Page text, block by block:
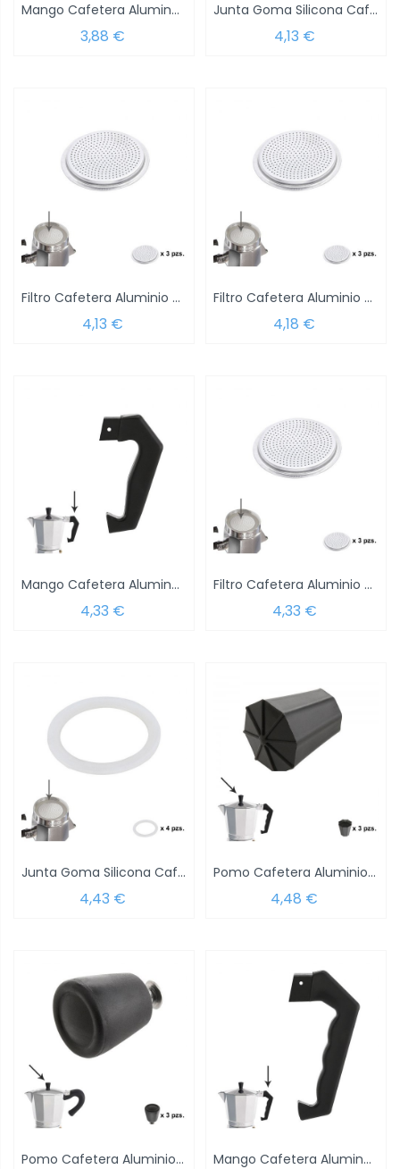
Mango Cafetera Alumino Classic 2 y 3 Tazas
3,88 €
Junta Goma Silicona Cafetera Aluminio...
4,13 €
Filtro Cafetera Aluminio Classic /...
4,13 €
Filtro Cafetera Aluminio Classic /...
4,18 €
Mango Cafetera Alumino Classic 6 Tazas
4,33 €
Filtro Cafetera Aluminio Classic /...
4,33 €
Junta Goma Silicona Cafetera Aluminio...
4,43 €
Pomo Cafetera Aluminio Classic 2 / 3 / 6 /...
4,48 €
Pomo Cafetera Aluminio Inducción 6 / 9 /... Mango Cafetera Alumino Classic 9 y 12 Tazas